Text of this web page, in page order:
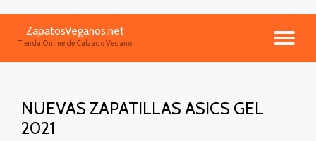
contenido
ZapatosVeganos.net
Tienda Online de Calzado Vegano
NUEVAS ZAPATILLAS ASICS GEL
2021